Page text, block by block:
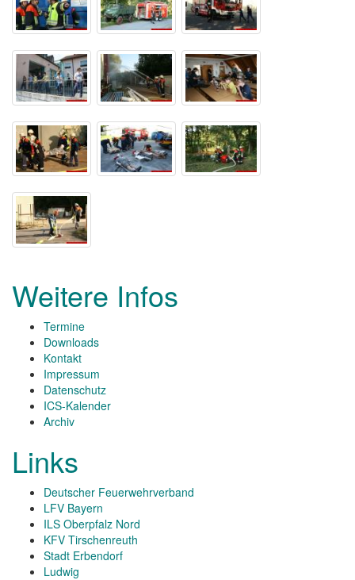
Weitere Infos
Termine
Downloads
Kontakt
Impressum
Datenschutz
ICS-Kalender
Archiv
Links
Deutscher Feuerwehrverband
LFV Bayern
ILS Oberpfalz Nord
KFV Tirschenreuth
Stadt Erbendorf
Ludwig